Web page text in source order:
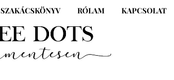
SZAKÁCSKÖNYV RÓLAM KAPCSOLAT